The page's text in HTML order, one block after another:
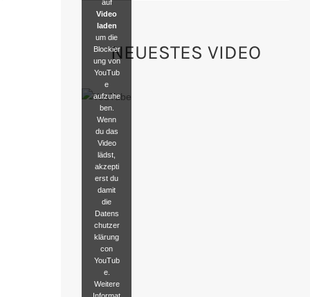
NEUESTES VIDEO
auf
Video
laden
um die
Blockier
ung von
YouTub
e
aufzuhe
ben.
Wenn
du das
Video
lädst,
akzepti
erst du
damit
die
Datens
chutzer
klärung
con
YouTub
e.
Weitere